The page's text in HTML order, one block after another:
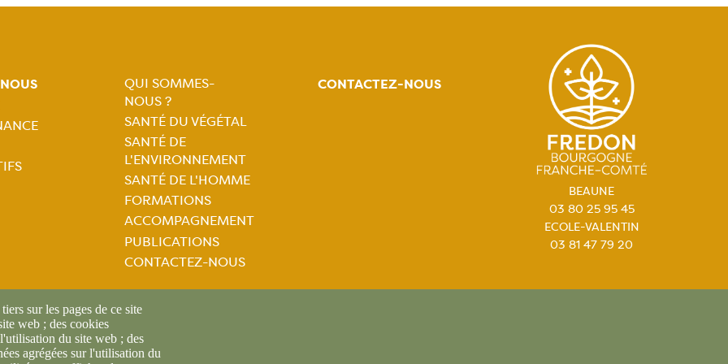
Navigation
principale
QUI SOMMES-
NOUS ?
SANTÉ DU VÉGÉTAL
SANTÉ DE
L'ENVIRONNEMENT
SANTÉ DE L'HOMME
FORMATIONS
ACCOMPAGNEMENT
PUBLICATIONS
CONTACTEZ-NOUS
CONTACTEZ-NOUS
BEAUNE
03 80 25 95 45
ECOLE-VALENTIN
03 81 47 79 20
sur les pages de ce site
web ; des cookies
du site web ; des
agrégées sur l'utilisation du